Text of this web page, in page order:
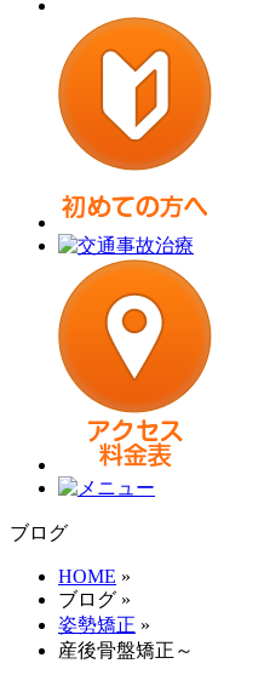
ブログ
HOME »
ブログ »
姿勢矯正 »
産後骨盤矯正～